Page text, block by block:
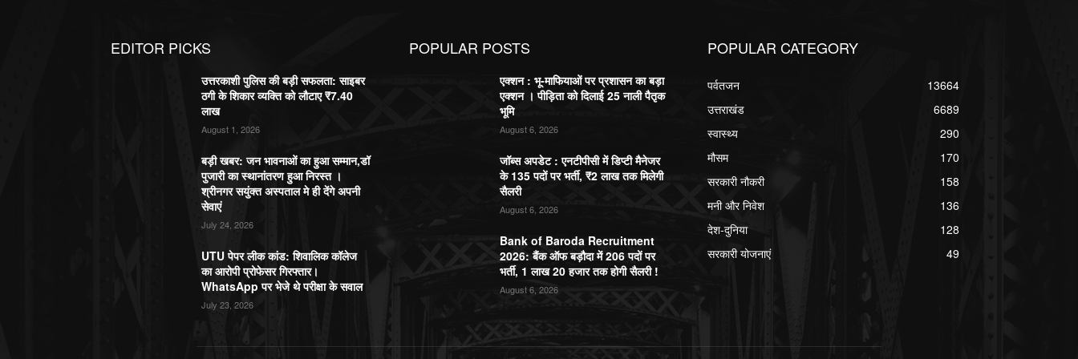
EDITOR PICKS
उत्तरकाशी पुलिस की बड़ी सफलता: साइबर
ठगी के शिकार व्यक्ति को लौटाए ₹7.40
लाख
August 1, 2026
बड़ी खबर: जन भावनाओं का हुआ सम्मान,डॉ
पुजारी का स्थानांतरण हुआ निरस्त ।
श्रीनगर सयुंक्त अस्पताल मे ही देंगे अपनी
सेवाएं
July 24, 2026
UTU पेपर लीक कांड: शिवालिक कॉलेज
का आरोपी प्रोफेसर गिरफ्तार।
WhatsApp पर भेजे थे परीक्षा के सवाल
July 23, 2026
POPULAR POSTS
एक्शन : भू-माफियाओं पर प्रशासन का बड़ा
एक्शन । पीड़िता को दिलाई 25 नाली पैतृक
भूमि
August 6, 2026
जॉब्स अपडेट : एनटीपीसी में डिप्टी मैनेजर
के 135 पदों पर भर्ती, ₹2 लाख तक मिलेगी
सैलरी
August 6, 2026
Bank of Baroda Recruitment
2026: बैंक ऑफ बड़ौदा में 206 पदों पर
भर्ती, 1 लाख 20 हजार तक होगी सैलरी !
August 6, 2026
POPULAR CATEGORY
पर्वतजन
13664
उत्तराखंड
6689
स्वास्थ्य
290
मौसम
170
सरकारी नौकरी
158
मनी और निवेश
136
देश-दुनिया
128
सरकारी योजनाएं
49